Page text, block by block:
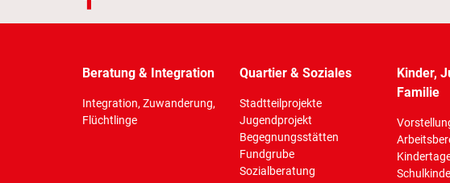
Beratung & Integration
Integration, Zuwanderung,
Flüchtlinge
Quartier & Soziales
Stadtteilprojekte
Jugendprojekt
Begegnungsstätten
Fundgrube
Sozialberatung
Kinder,
Familie